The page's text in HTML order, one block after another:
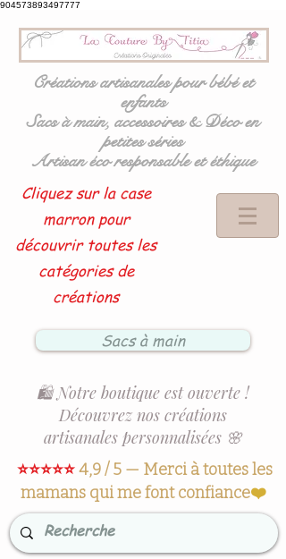
904573893497777
Créations artisanales pour bébé et
enfants
Sacs à main, accessoires & Déco en
petites séries
Artisan éco responsable et éthique
Cliquez sur la case
marron pour
découvrir toutes les
catégories de
créations
Sacs à main
🛍️ Notre boutique est ouverte !
Découvrez nos créations
artisanales personnalisées 🌸
⭐⭐⭐⭐⭐4,9 / 5 — Merci à toutes les
mamans qui me font confiance❤️